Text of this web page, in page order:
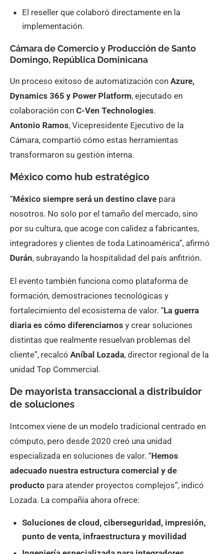
El reseller que colaboró directamente en la
implementación.
Cámara de Comercio y Producción de Santo
Domingo, República Dominicana
Un proceso exitoso de automatización con Azure,
Dynamics 365 y Power Platform, ejecutado en
colaboración con C-Ven Technologies.
Antonio Ramos, Vicepresidente Ejecutivo de la
Cámara, compartió cómo estas herramientas
transformaron su gestión interna.
México como hub estratégico
“México siempre será un destino clave para
nosotros. No solo por el tamaño del mercado, sino
por su cultura, que acoge con calidez a fabricantes,
integradores y clientes de toda Latinoamérica”, afirmó
Durán, subrayando la hospitalidad del país anfitrión.
El evento también funciona como plataforma de
formación, demostraciones tecnológicas y
fortalecimiento del ecosistema de valor. “La guerra
diaria es cómo diferenciarnos y crear soluciones
distintas que realmente resuelvan problemas del
cliente”, recalcó Aníbal Lozada, director regional de la
unidad Top Commercial.
De mayorista transaccional a distribuidor
de soluciones
Intcomex viene de un modelo tradicional centrado en
cómputo, pero desde 2020 creó una unidad
especializada en soluciones de valor. “Hemos
adecuado nuestra estructura comercial y de
producto para atender proyectos complejos”, indicó
Lozada. La compañía ahora ofrece:
Soluciones de cloud, ciberseguridad, impresión,
punto de venta, infraestructura y movilidad